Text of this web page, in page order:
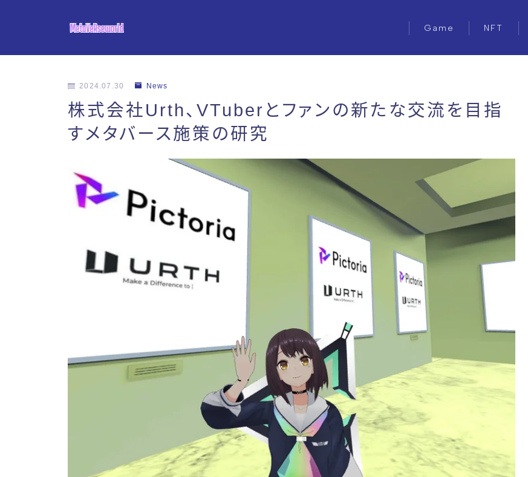
Game NFT
2024.07.30 News
株式会社Urth、VTuberとファンの新たな交流を目指
すメタバース施策の研究